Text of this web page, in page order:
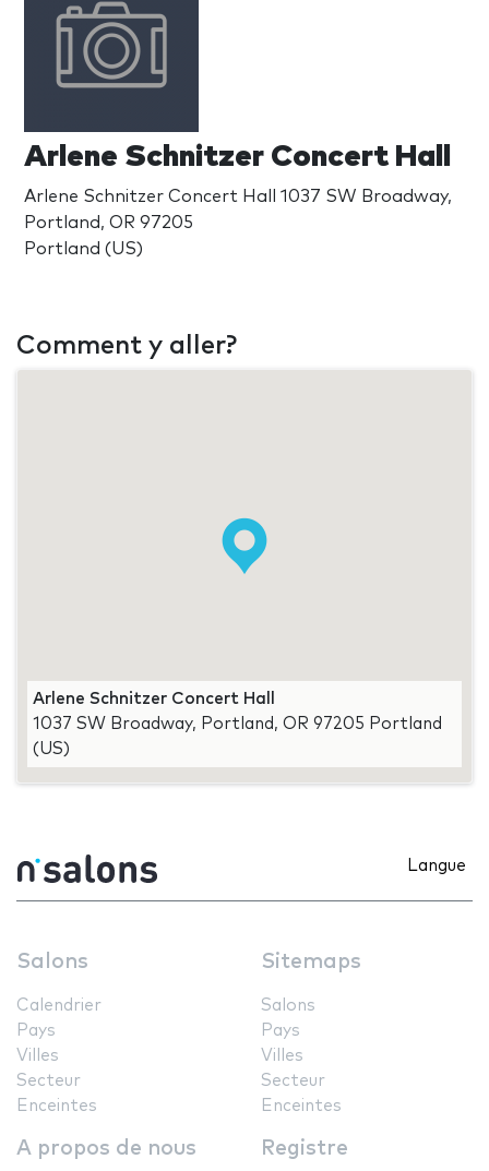
Arlene Schnitzer Concert Hall
Arlene Schnitzer Concert Hall 1037 SW Broadway,
Portland, OR 97205
Portland (US)
Comment y aller?
Arlene Schnitzer Concert Hall
1037 SW Broadway, Portland, OR 97205 Portland
(US)
Langue
Salons
Calendrier
Pays
Villes
Secteur
Enceintes
Sitemaps
Salons
Pays
Villes
Secteur
Enceintes
A propos de nous Registre